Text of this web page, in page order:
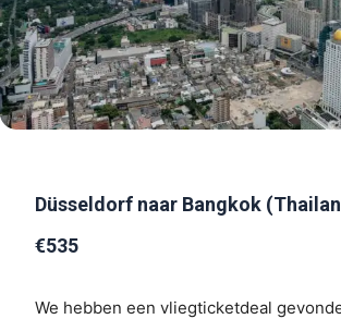
Düsseldorf naar Bangkok
€535
We hebben een vliegticketdeal